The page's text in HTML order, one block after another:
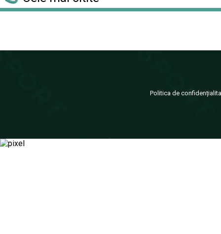
Politica de